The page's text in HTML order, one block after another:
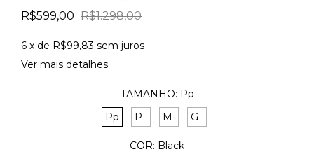
R$599,00 R$1.298,00
6 x de R$99,83 sem juros
Ver mais detalhes
TAMANHO: Pp
Pp
P M G
COR: Black